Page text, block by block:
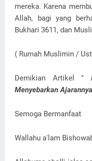
mereka. Karena
Allah, bagi yang
Bukhari 3611, dan
( Rumah Muslimin /
Demikian Artikel "
Menyebarkan Ajarannya
Semoga Bermanfaat
Wallahu a'lam